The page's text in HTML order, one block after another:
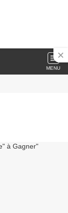
MENU